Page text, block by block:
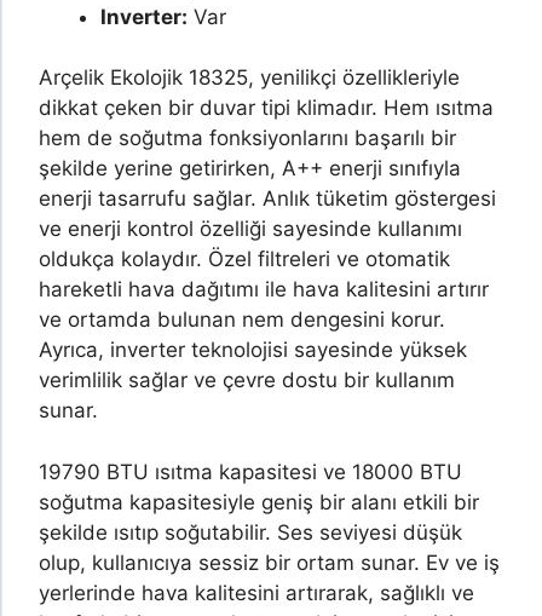
Inverter: Var
Arçelik Ekolojik 18325, yenilikçi özellikleriyle
dikkat çeken bir duvar tipi klimadır. Hem ısıtma
hem de soğutma fonksiyonlarını başarılı bir
şekilde yerine getirirken, A++ enerji sınıfıyla
enerji tasarrufu sağlar. Anlık tüketim göstergesi
ve enerji kontrol özelliği sayesinde kullanımı
oldukça kolaydır. Özel filtreleri ve otomatik
hareketli hava dağıtımı ile hava kalitesini artırır
ve ortamda bulunan nem dengesini korur.
Ayrıca, inverter teknolojisi sayesinde yüksek
verimlilik sağlar ve çevre dostu bir kullanım
sunar.
19790 BTU ısıtma kapasitesi ve 18000 BTU
soğutma kapasitesiyle geniş bir alanı etkili bir
şekilde ısıtıp soğutabilir. Ses seviyesi düşük
olup, kullanıcıya sessiz bir ortam sunar. Ev ve iş
yerlerinde hava kalitesini artırarak, sağlıklı ve